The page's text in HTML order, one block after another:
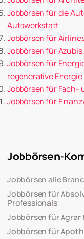
Jobbörsen für die
Autowerkstatt
Jobbörsen für
Jobbörsen für
Jobbörsen für
regenerative Energie
Jobbörsen für Fach-
Jobbörsen für
Jobbörsen-
Jobbörsen alle
Jobbörsen für
Professionals
Jobbörsen für
Jobbörsen für